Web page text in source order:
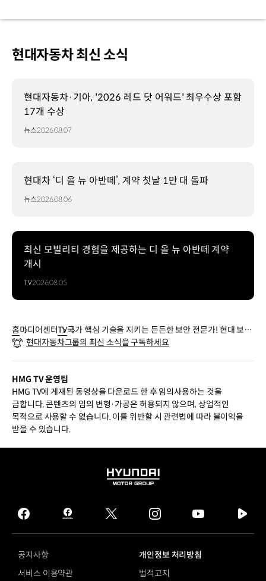
현대자동차 최신 소식
현대자동차·기아, '2026 레드 닷 어워드' 최우수상 포함
17개 수상
뉴스2026.08.07
현대차 ‘디 올 뉴 아반떼’, 계약 첫날 1만 대 돌파
뉴스2026.08.06
최신 모빌리티 경험을 제공하는 디 올 뉴 아반떼 계약
개시
TV2026.08.05
홈미디어센터TV국가 핵심 기술을 지키는 든든한 보안 전문가! 현대 보안
컴플라이언스팀 홍동의 매니저ㅣHMG 피플
현대자동차그룹의 최신 소식을 구독하세요
HMG TV 운영팀
HMG TV에 게재된 동영상을 다운로드 한 후 임의사용하는 것을
금합니다. 콘텐츠의 임의 변형·가공은 허용되지 않으며, 상업적인
목적으로 사용할 수 없습니다. 이를 위반할 시 관련법에 따라 불이익을
받을 수 있습니다.
HYUNDAI
GROUP
facebook
hmg
journal
twitter instagram
tv
공지사항
개인정보 처리방침
서비스 이용약관
법적고지